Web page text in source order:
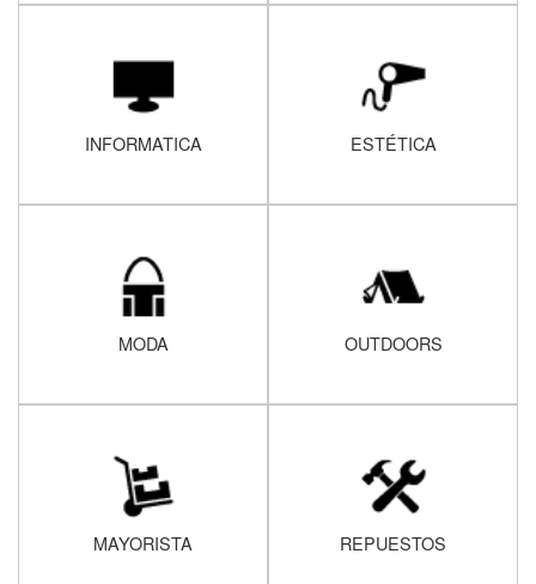
INFORMATICA ESTÉTICA
MODA OUTDOORS
MAYORISTA REPUESTOS